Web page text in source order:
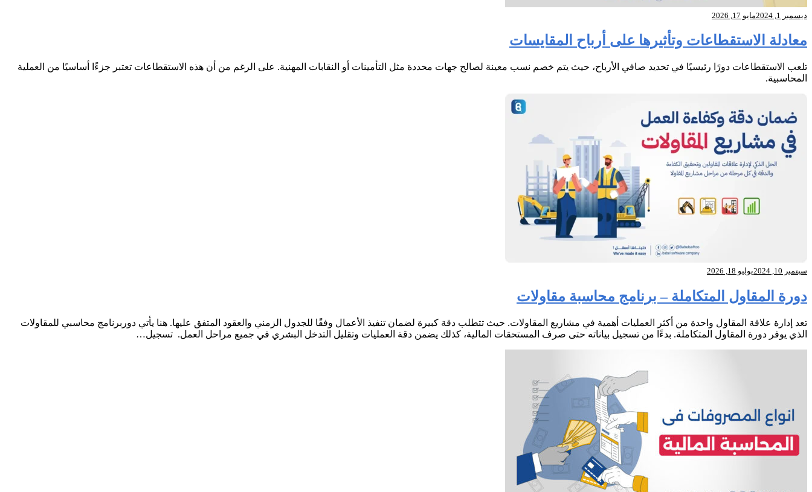
ديسمبر 1, 2024 مايو 17, 2026
معادلة الاستقطاعات وتأثيرها على أرباح المقايسات
تلعب الاستقطاعات دورًا رئيسيًا في تحديد صافي الأرباح، حيث يتم خصم نسب معينة لصالح جهات محددة مثل التأمينات أو النقابات المهنية. على الرغم من أن هذه الاستقطاعات تعتبر جزءًا أساسيًا من العملية
المحاسبية.
سبتمبر 10, 2024 يوليو 18, 2026
دورة المقاول المتكاملة – برنامج محاسبة مقاولات
تعد إدارة علاقة المقاول واحدة من أكثر العمليات أهمية في مشاريع المقاولات. حيث تتطلب دقة كبيرة لضمان تنفيذ الأعمال وفقًا للجدول الزمني والعقود المتفق عليها. هنا يأتي دوربرنامج محاسبي للمقاولات
الذي يوفر دورة المقاول المتكاملة. بدءًا من تسجيل بياناته حتى صرف المستحقات المالية، كذلك يضمن دقة العمليات وتقليل التدخل البشري في جميع مراحل العمل. تسجيل…